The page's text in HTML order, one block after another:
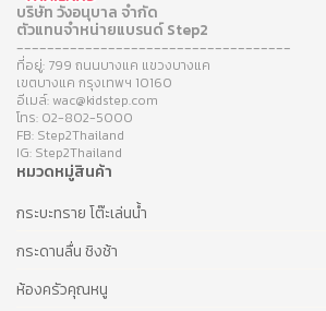
บริษัท วังอนุบาล จำกัด
ตัวแทนจำหน่ายแบรนด์ Step2
------------------------------------
ที่อยู่: 799 ถนนบางแค แขวงบางแค
เขตบางแค กรุงเทพฯ 10160
อีเมล์: wac@kidstep.com
โทร: 02-802-5000
FB: Step2Thailand
IG: Step2Thailand
หมวดหมู่สินค้า
กระบะทราย โต๊ะเล่นน้ำ
กระดานลื่น ชิงช้า
ห้องครัวคุณหนู